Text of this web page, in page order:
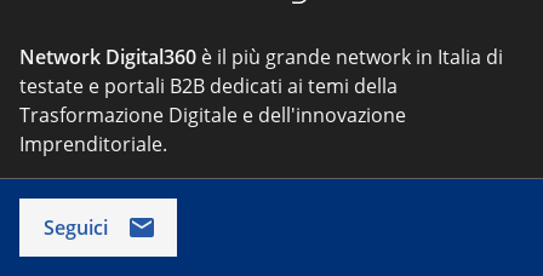
Network Digital360 è il più grande network in Italia di
testate e portali B2B dedicati ai temi della
Trasformazione Digitale e dell'innovazione
Imprenditoriale.
Seguici